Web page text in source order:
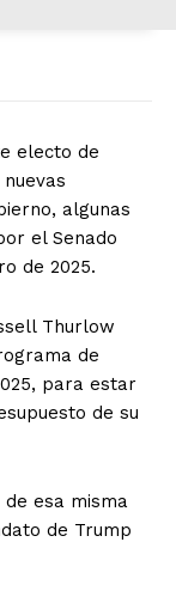
electo de
algunas
el Senado
de 2025.
Thurlow
de
para estar
de su
esa misma
de Trump